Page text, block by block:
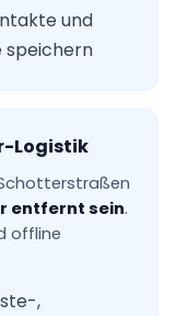
und
speichern
Logistik
entfernt sein.
offline
,